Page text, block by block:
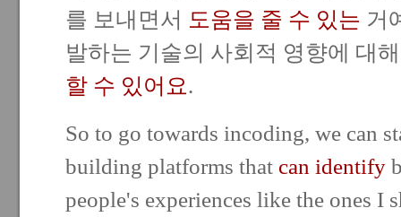
를 보내면서 도움을 줄 수 있는 거
발하는 기술의 사회적 영향에 대
할 수 있어요.
So to go towards incoding, we can
building platforms that can identify
people's experiences like the ones I